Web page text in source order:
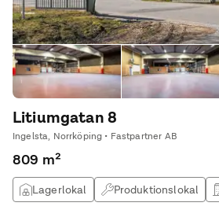
Litiumgatan 8
Ingelsta, Norrköping • Fastpartner AB
809 m²
Lagerlokal Produktionslokal